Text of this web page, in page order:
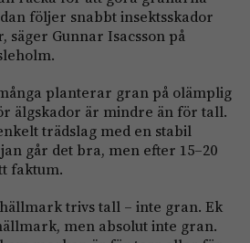
följer snabbt insektsskador
säger Gunnar Isacsson på
planterar gran på olämplig
älgskador är mindre än för tall.
trädslag med en stabil
går det bra, men efter 15–20
faktum.
trivs tall – inte gran. Ek
men absolut inte gran.